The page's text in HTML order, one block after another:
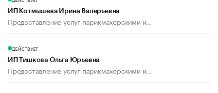
ИП Котмышева Ирина Валерьевна
Предоставление услуг парикмахерскими и...
ДЕЙСТВУЕТ
ИП Тишкова Ольга Юрьевна
Предоставление услуг парикмахерскими и...